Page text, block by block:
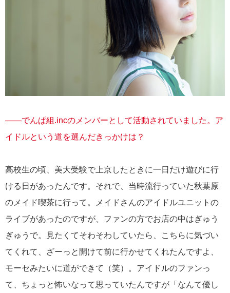
――でんぱ組.incのメンバーとして活動されていました。ア
イドルという道を選んだきっかけは？
高校生の頃、美大受験で上京したときに一日だけ遊びに行
ける日があったんです。それで、当時流行っていた秋葉原
のメイド喫茶に行って。メイドさんのアイドルユニットの
ライブがあったのですが、ファンの方でお店の中はぎゅう
ぎゅうで。見たくてそわそわしていたら、こちらに気づい
てくれて、ざーっと開けて前に行かせてくれたんですよ、
モーセみたいに道ができて（笑）。アイドルのファンっ
て、ちょっと怖いなって思っていたんですが「なんて優し